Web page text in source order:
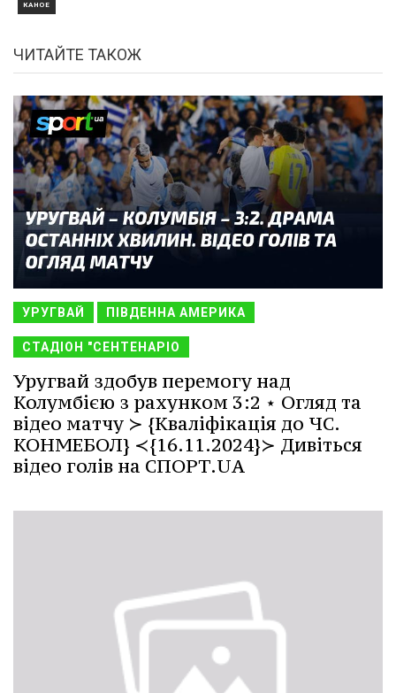
КАНОЕ
ЧИТАЙТЕ ТАКОЖ
УРУГВАЙ ПІВДЕННА АМЕРИКА
СТАДІОН "СЕНТЕНАРІО
Уругвай здобув перемогу над
Колумбією з рахунком 3:2 ⋆ Огляд та
відео матчу ≻ {Кваліфікація до ЧС.
КОНМЕБОЛ} ≺{16.11.2024}≻ Дивіться
відео голів на СПОРТ.UA